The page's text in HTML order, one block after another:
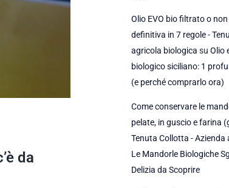
da
Olio EVO bio filtrato o
definitiva in 7 regole -
agricola biologica su Olio
biologico siciliano: 1
(e perché comprarlo ora)
Come conservare le
pelate, in guscio e farina
Tenuta Collotta - Azienda
Le Mandorle Biologiche
Delizia da Scoprire